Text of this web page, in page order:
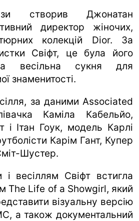
створив Джонатан
директор жіночих,
колекцій Dior. За
Свіфт, це була його
весільна сукня для
знаменитості.
за даними Associated
Каміла Кабельйо,
і Ітан Гоук, модель Карлі
Карім Гант, Купер
Шустер.
весіллям Свіфт встигла
The Life of a Showgirl, який
візуальну версію
а також документальний